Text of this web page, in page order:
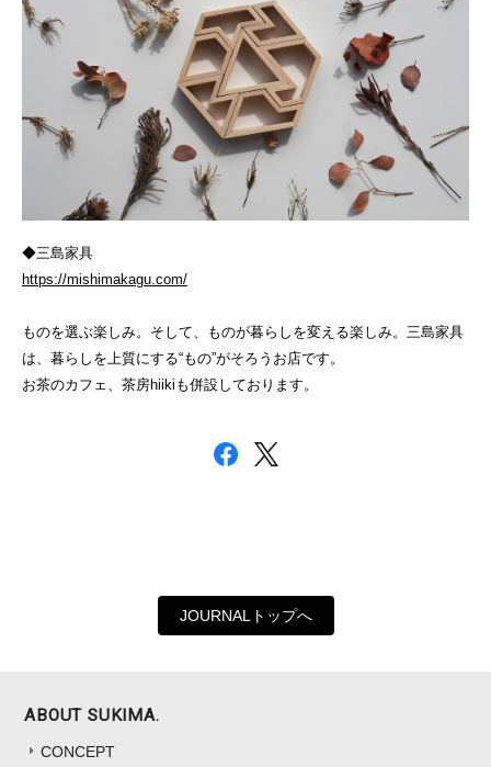
◆三島家具
https://mishimakagu.com/
ものを選ぶ楽しみ。そして、ものが暮らしを変える楽しみ。三島家具
は、暮らしを上質にする“もの”がそろうお店です。
お茶のカフェ、茶房hiikiも併設しております。
JOURNALトップへ
ABOUT SUKIMA.
CONCEPT